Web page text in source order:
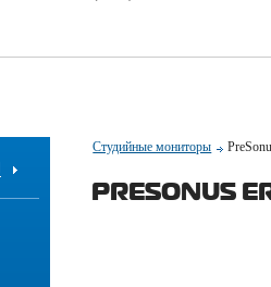
Студийные мониторы
PRESONUS